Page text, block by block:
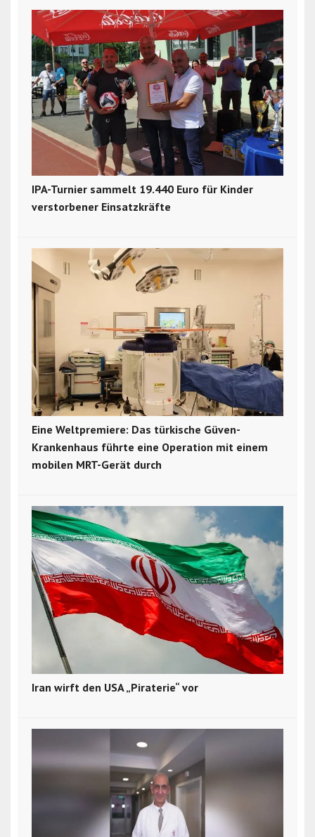
IPA-Turnier sammelt 19.440 Euro für Kinder
verstorbener Einsatzkräfte
Eine Weltpremiere: Das türkische Güven-
Krankenhaus führte eine Operation mit einem
mobilen MRT-Gerät durch
Iran wirft den USA „Piraterie“ vor